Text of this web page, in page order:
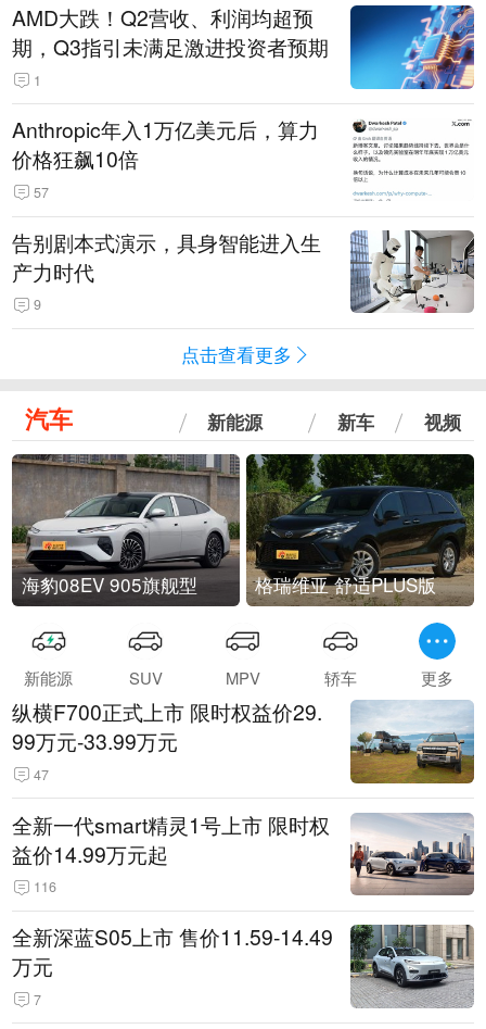
AMD大跌！Q2营收、利润均超预
期，Q3指引未满足激进投资者预期
1
Anthropic年入1万亿美元后，算力
价格狂飙10倍
57
告别剧本式演示，具身智能进入生
产力时代
9
点击查看更多
汽车 新能源 新车 视频
海豹08EV 905旗舰型 格瑞维亚 舒适PLUS版
新能源 SUV MPV 轿车 更多
纵横F700正式上市 限时权益价29.
99万元-33.99万元
47
全新一代smart精灵1号上市 限时权
益价14.99万元起
116
全新深蓝S05上市 售价11.59-14.49
万元
7